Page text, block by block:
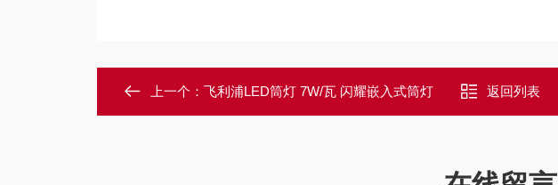
上一个： 飞利浦LED筒灯 7W/瓦 闪耀嵌入式筒灯 返回列表